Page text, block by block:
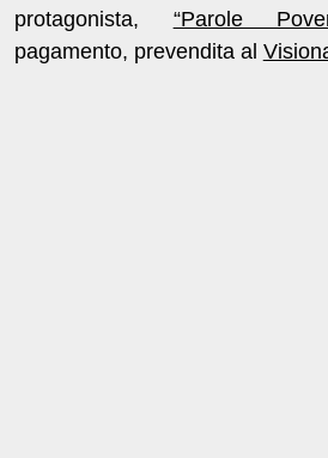
protagonista, “Parole
pagamento, prevendita al